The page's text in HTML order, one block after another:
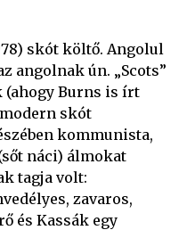
skót költő. Angolul
angolnak ún. „Scots”
(ahogy Burns is írt
skót
kommunista,
náci) álmokat
tagja volt:
zavaros,
és Kassák egy